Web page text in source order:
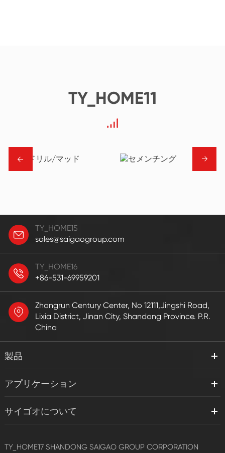
TY_HOME11
→ →
TY_HOME15
sales@saigaogroup.com
TY_HOME16
+86-531-69959201
Zhongrun Century Center, No 12111,Jingshi Road,
Lixia District, Jinan City, Shandong Province. P.R.
China
製品
アプリケーション
サイゴオについて
TY_HOME17 SHANDONG SAIGAO GROUP CORPORATION